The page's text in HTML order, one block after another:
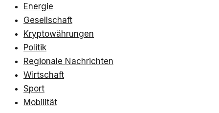
Energie
Gesellschaft
Kryptowährungen
Politik
Regionale Nachrichten
Wirtschaft
Sport
Mobilität